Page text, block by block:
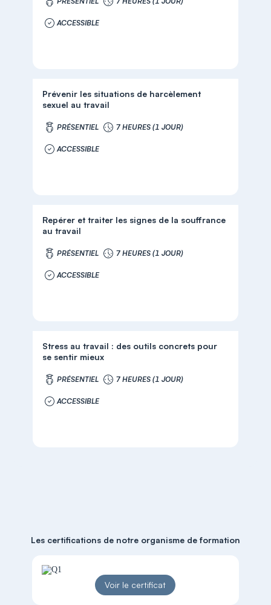
ACCESSIBLE
Prévenir les situations de harcèlement
sexuel au travail
PRÉSENTIEL 7 HEURES (1 JOUR)
ACCESSIBLE
Repérer et traiter les signes de la souffrance
au travail
PRÉSENTIEL 7 HEURES (1 JOUR)
ACCESSIBLE
Stress au travail : des outils concrets pour
se sentir mieux
PRÉSENTIEL 7 HEURES (1 JOUR)
ACCESSIBLE
Les certifications de notre organisme de formation
Voir le certificat